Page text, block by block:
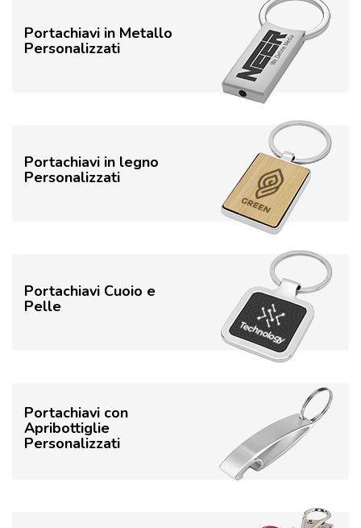
Portachiavi in Metallo
Personalizzati
Portachiavi in legno
Personalizzati
Portachiavi Cuoio e
Pelle
Portachiavi con
Apribottiglie
Personalizzati